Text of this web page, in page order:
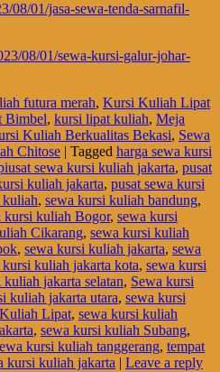
08/01/jasa-sewa-tenda-sarnafil-
08/01/sewa-kursi-galur-johar-
futura merah, Kursi Kuliah Lipat
Bimbel, kursi lipat kuliah, Meja
Kuliah Berkualitas Bekasi, Sewa
Chitose | Tagged harga sewa kursi
sewa kursi kuliah jakarta, pusat
kuliah jakarta, pusat sewa kursi
kuliah, sewa kursi kuliah bandung,
kursi kuliah Bogor, sewa kursi
Cikarang, sewa kursi kuliah
, sewa kursi kuliah jakarta, sewa
kursi kuliah jakarta kota, sewa kursi
kuliah jakarta selatan, Sewa kursi
kuliah jakarta utara, sewa kursi
Lipat, sewa kursi kuliah
, sewa kursi kuliah Subang,
kursi kuliah tanggerang, tempat
kursi kuliah jakarta | Leave a reply